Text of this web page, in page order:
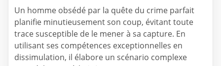
Un homme obsédé par la quête du crime parfait
planifie minutieusement son coup, évitant toute
trace susceptible de le mener à sa capture. En
utilisant ses compétences exceptionnelles en
dissimulation, il élabore un scénario complexe